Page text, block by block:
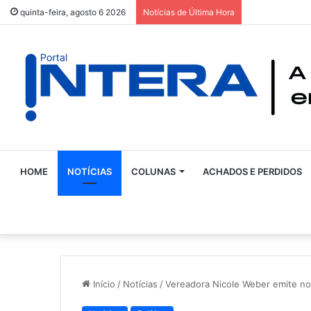
quinta-feira, agosto 6 2026 Notícias de Última Hora
HOME NOTÍCIAS COLUNAS ACHADOS E PERDIDOS
Início / Notícias /Vereadora Nicole Weber emite